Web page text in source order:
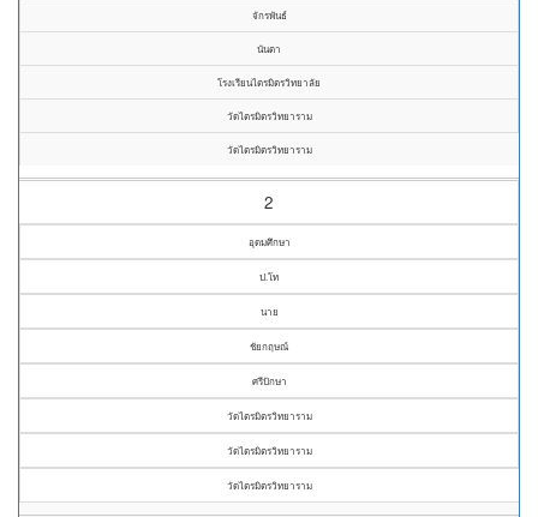
จักรพันธ์
นันตา
โรงเรียนไตรมิตรวิทยาลัย
วัดไตรมิตรวิทยาราม
วัดไตรมิตรวิทยาราม
2
อุดมศึกษา
ป.โท
นาย
ชัยกฤษณ์
ศรีปักษา
วัดไตรมิตรวิทยาราม
วัดไตรมิตรวิทยาราม
วัดไตรมิตรวิทยาราม